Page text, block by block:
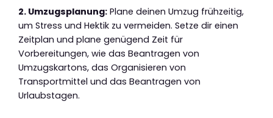
2. Umzugsplanung: Plane deinen Umzug frühzeitig,
um Stress und Hektik zu vermeiden. Setze dir einen
Zeitplan und plane genügend Zeit für
Vorbereitungen, wie das Beantragen von
Umzugskartons, das Organisieren von
Transportmittel und das Beantragen von
Urlaubstagen.